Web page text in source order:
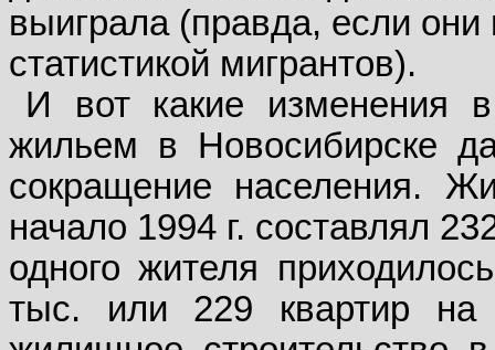
выиграла (правда, если
статистикой мигрантов).
И вот какие изменения в
жильем в Новосибирске
сокращение населения.
начало 1994 г. составлял
одного жителя
тыс. или 229 квартир